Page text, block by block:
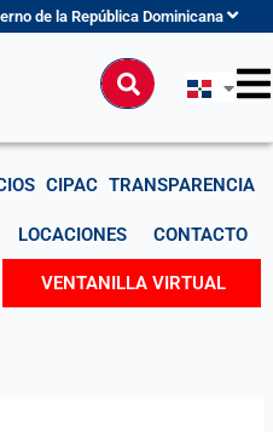
de la República Dominicana
Buscar
CIPAC TRANSPARENCIA
LOCACIONES CONTACTO
VENTANILLA VIRTUAL